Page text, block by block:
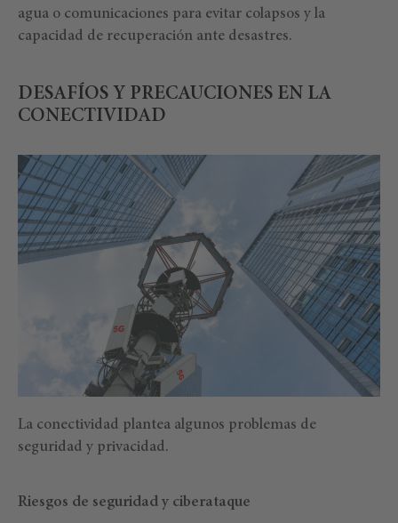
agua o comunicaciones para evitar colapsos y la
capacidad de recuperación ante desastres.
DESAFÍOS Y PRECAUCIONES EN LA
CONECTIVIDAD
La conectividad plantea algunos problemas de
seguridad y privacidad.
Riesgos de seguridad y ciberataque